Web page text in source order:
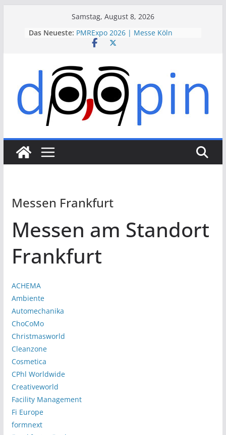
Samstag, August 8, 2026
Das Neueste: PMRExpo 2026 | Messe Köln
VdS-BrandSchutzTage 2026 |
VALVE WORLD EXPO 2026 | Messe
Düsseldorf
ESSEN MOTOR SHOW 2026 | Messe
Essen
Messen Frankfurt
Messen am Standort
Frankfurt
ACHEMA
Ambiente
Automechanika
ChoCoMo
Christmasworld
Cleanzone
Cosmetica
CPhl Worldwide
Creativeworld
Facility Management
Fi Europe
formnext